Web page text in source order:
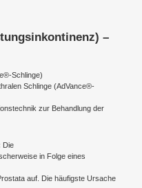
–
Schlinge)
Schlinge (AdVance®-
zur Behandlung der
Die
in Folge eines
auf. Die häufigste Ursache